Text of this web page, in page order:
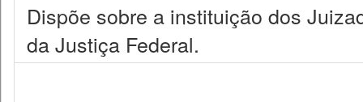
Dispõe sobre a instituição dos
da Justiça Federal.